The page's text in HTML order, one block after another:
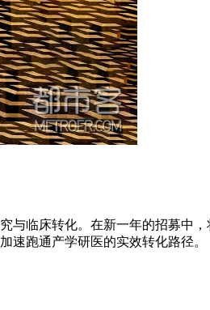
与临床转化。在新一年的招募中
速跑通产学研医的实效转化路径。